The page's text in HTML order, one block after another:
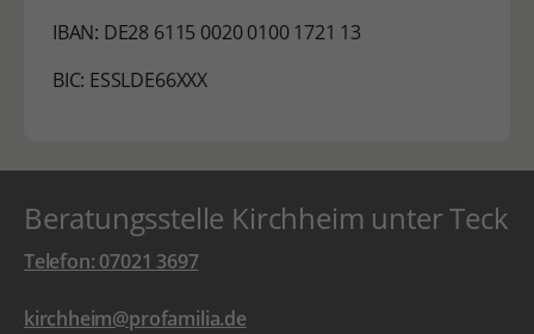
IBAN: DE28 6115 0020 0100 1721 13
BIC: ESSLDE66XXX
Beratungsstelle Kirchheim unter Teck
Telefon: 07021 3697
kirchheim@profamilia.de